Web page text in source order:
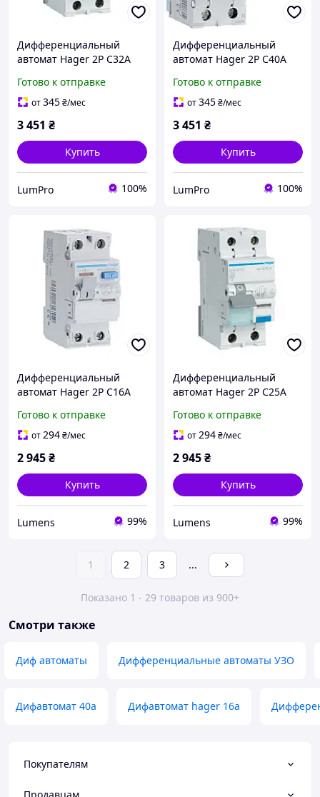
Дифференциальный
автомат Hager 2P C32A
Готово к отправке
от345₴/мес
3 451 ₴
Купить
LumPro 100%
Дифференциальный
автомат Hager 2P C40A
Готово к отправке
от345₴/мес
3 451 ₴
Купить
LumPro 100%
Дифференциальный
автомат Hager 2P C16A
Готово к отправке
от294₴/мес
2 945₴
Купить
Lumens 99%
Дифференциальный
автомат Hager 2P C25A
Готово к отправке
от294₴/мес
2 945₴
Купить
Lumens 99%
1 2 3 ...
Показано 1 - 29 товаров из 900+
Смотри также
Диф автоматы Дифференциальные автоматы УЗО
Дифавтомат 40а Дифавтомат hager 16а
Покупателям